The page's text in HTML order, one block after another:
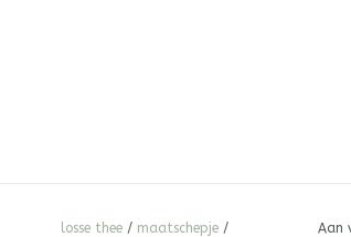
losse thee / maatschepje /
Aan